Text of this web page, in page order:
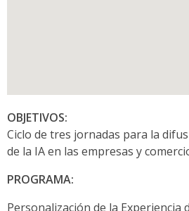
OBJETIVOS:
Ciclo de tres jornadas para la
de la IA en las empresas y
PROGRAMA:
Personalización de la Experiencia